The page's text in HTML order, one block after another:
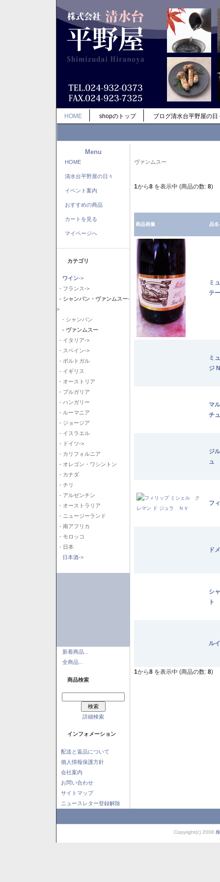
HOME shopのトップ ブログ清水台平野屋の日
Menu
HOME
清水台平野屋の日々
イベント案内
おすすめの商品
カートを見る
マイページへ
カテゴリ
ワイン->
- フランス->
- シャンパン・ヴァンムスー-
>
- シャンパン
- ヴァンムスー
- イタリア->
- スペイン->
- ポルトガル
- イギリス
- オーストリア
- ブルガリア
- ハンガリー
- ルーマニア
- ジョージア
- イスラエル
- ドイツ->
- カリフォルニア
- オレゴン・ワシントン
- カナダ
- チリ
- アルゼンチン
- オーストラリア
- ニュージーランド
- 南アフリカ
- モロッコ
- 日本
日本酒->
新着商品...
全商品...
商品検索
詳細検索
インフォメーション
配送と返品について
個人情報保護方針
会社案内
お問い合わせ
サイトマップ
ニュースレター登録解除
ヴァンムスー
1から8 を表示中 (商品の数: 8)
商品画像 品名-
ミ
テ
ミ
ジ
マ
チ
ジ
ュ
フ
ド
シ
ト
ル
1から8 を表示中 (商品の数: 8)
Copyright(c) 2008